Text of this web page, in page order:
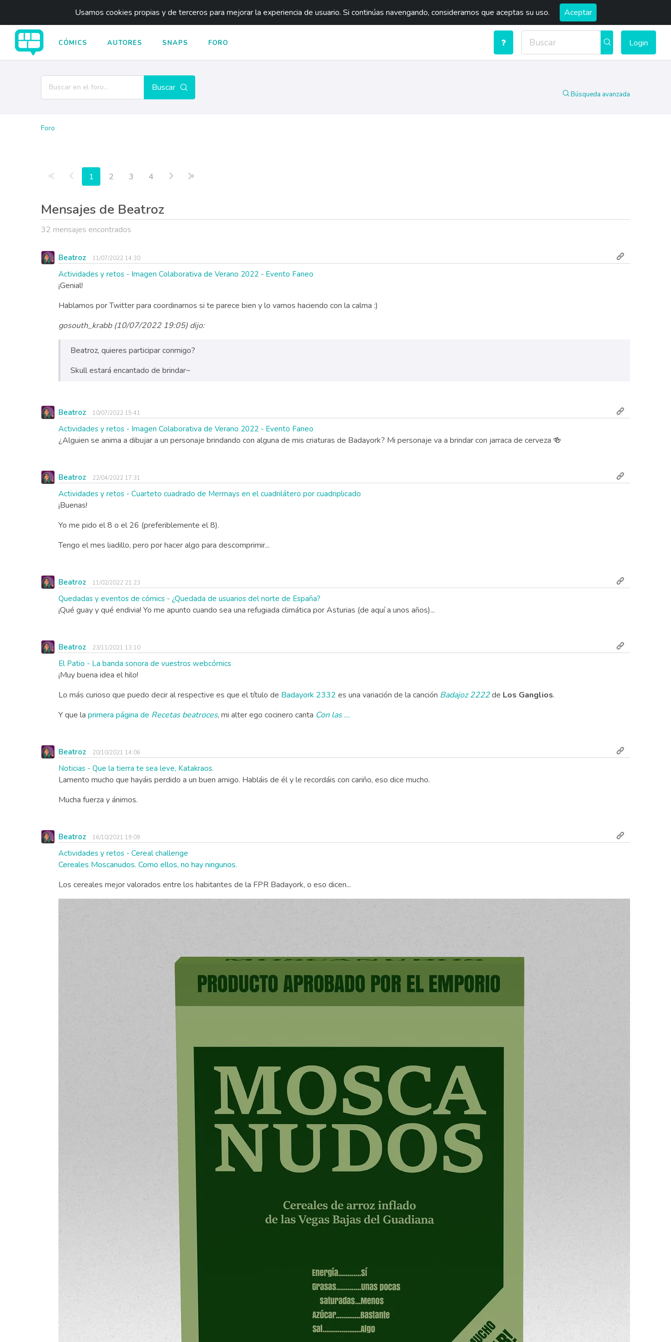
Usamos cookies propias y de terceros para mejorar la experiencia de usuario. Si continúas navengando, consideramos que aceptas su uso. Aceptar
CÓMICS AUTORES SNAPS FORO Login
Buscar
Búsqueda avanzada
Foro
Primera página
Anterior
1 2 3 4 Siguiente
Mensajes de Beatroz
32 mensajes encontrados
Beatroz 11/07/2022 14:30
Actividades y retos - Imagen Colaborativa de Verano 2022 - Evento Faneo
¡Genial!
Hablamos por Twitter para coordinarnos si te parece bien y lo vamos haciendo con la calma :)
gosouth_krabb (10/07/2022 19:05) dijo:
Beatroz, quieres participar conmigo?
Skull estará encantado de brindar~
Beatroz 10/07/2022 15:41
Actividades y retos - Imagen Colaborativa de Verano 2022 - Evento Faneo
¿Alguien se anima a dibujar a un personaje brindando con alguna de mis criaturas de Badayork? Mi personaje va a brindar con jarraca de cerveza 🍻
Beatroz 22/04/2022 17:31
Actividades y retos - Cuarteto cuadrado de Mermays en el cuadrilátero por cuadriplicado
¡Buenas!
Yo me pido el 8 o el 26 (preferiblemente el 8).
Tengo el mes liadillo, pero por hacer algo para descomprimir...
Beatroz 11/02/2022 21:23
Quedadas y eventos de cómics - ¿Quedada de usuarios del norte de España?
¡Qué guay y qué endivia! Yo me apunto cuando sea una refugiada climática por Asturias (de aquí a unos años)...
Beatroz 23/11/2021 13:10
El Patio - La banda sonora de vuestros webcómics
¡Muy buena idea el hilo!
Lo más curioso que puedo decir al respective es que el título de Badayork 2332 es una variación de la canción Badajoz 2222de Los Ganglios.
Y que la primera página de Recetas beatroces, mi alter ego cocinero canta Con las ...
Beatroz 20/10/2021 14:06
Noticias - Que la tierra te sea leve, Katakraos.
Lamento mucho que hayáis perdido a un buen amigo. Habláis de él y le recordáis con cariño, eso dice mucho.
Mucha fuerza y ánimos.
Beatroz 16/10/2021 19:09
Actividades y retos - Cereal challenge
Cereales Moscanudos. Como ellos, no hay ningunos.
Los cereales mejor valorados entre los habitantes de la FPR Badayork, o eso dicen...